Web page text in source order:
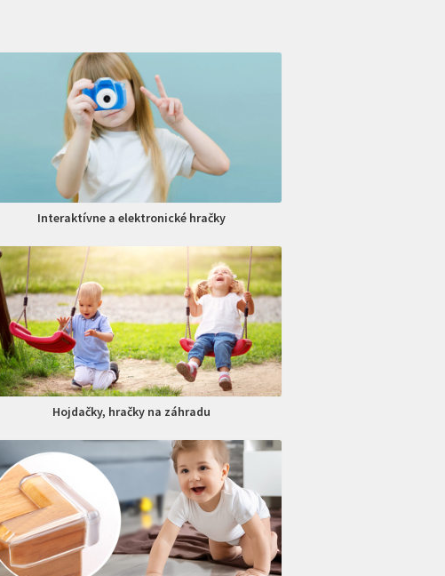
Interaktívne a elektronické hračky
Hojdačky, hračky na záhradu